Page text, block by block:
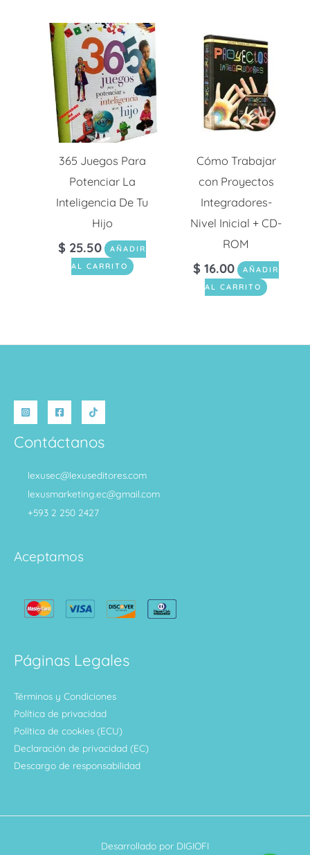
365 Juegos Para
Potenciar La
Inteligencia De Tu
Hijo
$ 25.50
AÑADIR
AL CARRITO
Cómo Trabajar
con Proyectos
Integradores-
Nivel Inicial + CD-
ROM
$ 16.00
AÑADIR
AL CARRITO
Contáctanos
lexusec@lexuseditores.com
lexusmarketing.ec@gmail.com
+593 2 250 2427
Aceptamos
Páginas Legales
Términos y Condiciones
Política de privacidad
Política de cookies (ECU)
Declaración de privacidad (EC)
Descargo de responsabilidad
Desarrollado por DIGIOFI